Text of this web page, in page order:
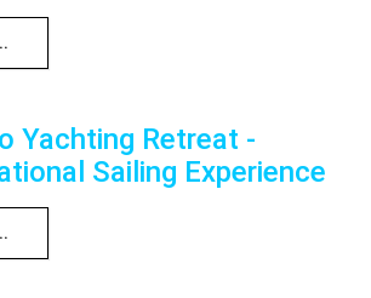
Yachting Retreat -
Sailing Experience